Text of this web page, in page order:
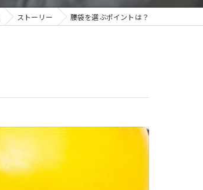
ストーリー 腰袋を選ぶポイントは？